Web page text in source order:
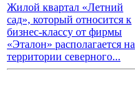
Жилой квартал «Летний
сад», который относится к
бизнес-классу от фирмы
«Эталон» располагается на
территории северного...